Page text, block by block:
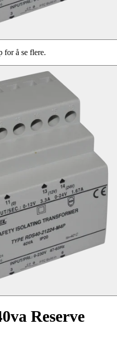
for å se flere.
Reserve